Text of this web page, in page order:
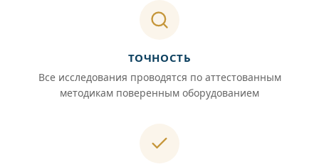
ТОЧНОСТЬ
Все исследования проводятся по аттестованным
методикам поверенным оборудованием